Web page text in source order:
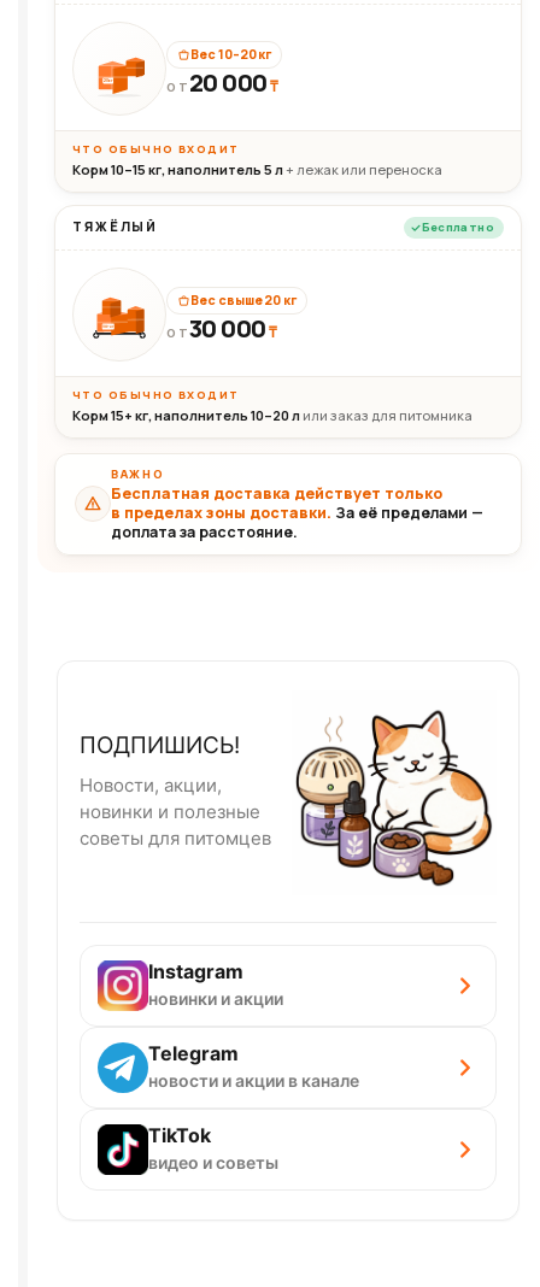
20кг
Вес 10–20 кг
ОТ 20 000₸
ЧТО ОБЫЧНО ВХОДИТ
Корм 10–15 кг, наполнитель 5 л+ лежак или переноска
ТЯЖЁЛЫЙ Бесплатно
30+кг
Вес свыше 20 кг
ОТ30 000₸
ЧТО ОБЫЧНО ВХОДИТ
Корм 15+ кг, наполнитель 10–20 л или заказ для питомника
ВАЖНО
Бесплатная доставка действует только
в пределах зоны доставки. За её пределами —
доплата за расстояние.
ПОДПИШИСЬ!
Новости, акции,
новинки и полезные
советы для питомцев
Instagram
новинки и акции
Telegram
новости и акции в канале
TikTok
видео и советы